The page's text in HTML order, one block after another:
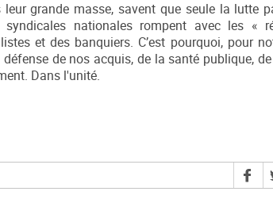
grande masse, savent que seule la lutte
nationales rompent avec les «
et des banquiers. C’est pourquoi, pour
de nos acquis, de la santé publique,
Dans l'unité.